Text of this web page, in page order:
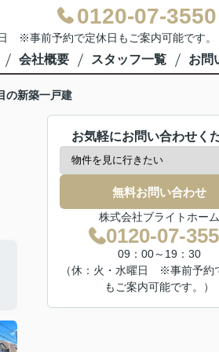
0120-07-3550
※事前予約で定休日もご案内可能です。
会社概要 スタッフ一覧 お問
の新築一戸建
お気軽にお問い合わせく
無料お問い合わせ
株式会社ブライトホーム
0120-07-
09：00～19：30
（休：火・水曜日 ※事前予約
もご案内可能です。）